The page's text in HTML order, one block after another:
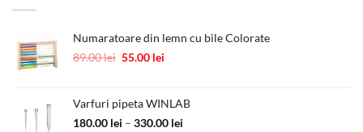
Numaratoare din lemn cu bile Colorate
89.00lei Prețul
fost:
89.00 lei.
55.00 lei
55.00 lei.
Varfuri pipeta WINLAB
180.00 lei – 330.00 lei